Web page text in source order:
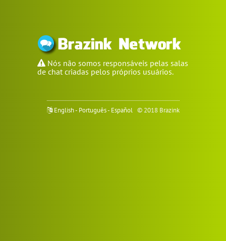
Nós não somos responsáveis pelas salas
de chat criadas pelos próprios usuários.
English- Português- Español © 2018 Brazink